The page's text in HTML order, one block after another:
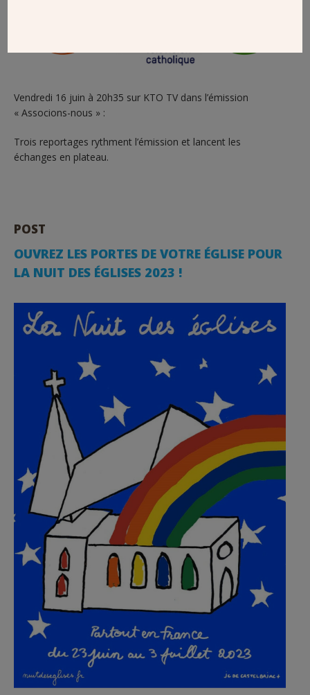
Vendredi 16 juin à 20h35 sur KTO TV dans l’émission
« Associons-nous » :
Trois reportages rythment l’émission et lancent les
échanges en plateau.
POST
OUVREZ LES PORTES DE VOTRE ÉGLISE POUR
LA NUIT DES ÉGLISES 2023 !